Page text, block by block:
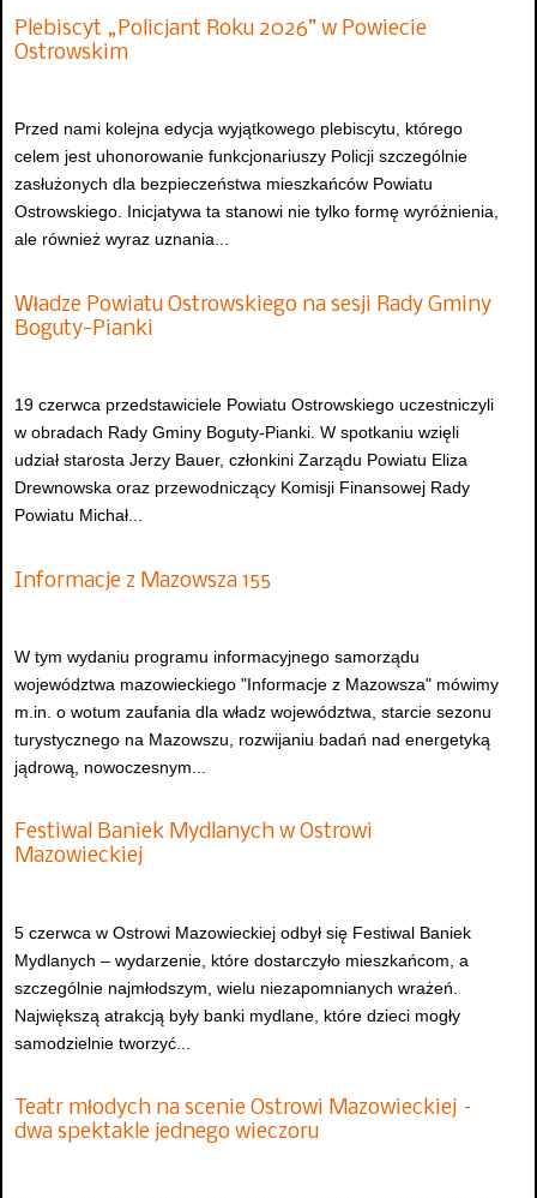
Plebiscyt „Policjant Roku 2026” w Powiecie
Ostrowskim
Przed nami kolejna edycja wyjątkowego plebiscytu, którego
celem jest uhonorowanie funkcjonariuszy Policji szczególnie
zasłużonych dla bezpieczeństwa mieszkańców Powiatu
Ostrowskiego. Inicjatywa ta stanowi nie tylko formę wyróżnienia,
ale również wyraz uznania...
Władze Powiatu Ostrowskiego na sesji Rady Gminy
Boguty-Pianki
19 czerwca przedstawiciele Powiatu Ostrowskiego uczestniczyli
w obradach Rady Gminy Boguty-Pianki. W spotkaniu wzięli
udział starosta Jerzy Bauer, członkini Zarządu Powiatu Eliza
Drewnowska oraz przewodniczący Komisji Finansowej Rady
Powiatu Michał...
Informacje z Mazowsza 155
W tym wydaniu programu informacyjnego samorządu
województwa mazowieckiego "Informacje z Mazowsza" mówimy
m.in. o wotum zaufania dla władz województwa, starcie sezonu
turystycznego na Mazowszu, rozwijaniu badań nad energetyką
jądrową, nowoczesnym...
Festiwal Baniek Mydlanych w Ostrowi
Mazowieckiej
5 czerwca w Ostrowi Mazowieckiej odbył się Festiwal Baniek
Mydlanych – wydarzenie, które dostarczyło mieszkańcom, a
szczególnie najmłodszym, wielu niezapomnianych wrażeń.
Największą atrakcją były banki mydlane, które dzieci mogły
samodzielnie tworzyć...
Teatr młodych na scenie Ostrowi Mazowieckiej –
dwa spektakle jednego wieczoru